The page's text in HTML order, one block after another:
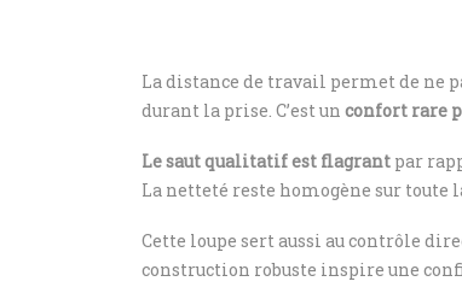
La distance de travail permet de ne
durant la prise. C’est un confort rare
Le saut qualitatif est flagrant par
La netteté reste homogène sur toute
Cette loupe sert aussi au contrôle
construction robuste inspire une